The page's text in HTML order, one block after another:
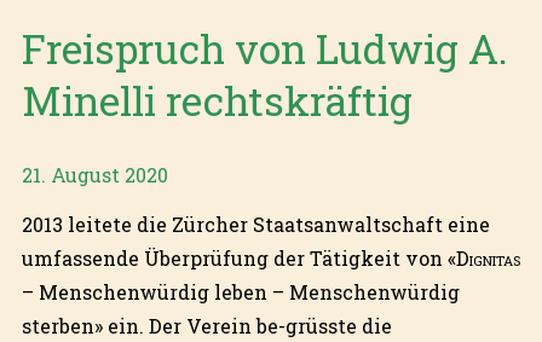
Freispruch von Ludwig A.
Minelli rechtskräftig
21. August 2020
2013 leitete die Zürcher Staatsanwaltschaft eine
umfassende Überprüfung der Tätigkeit von «Dignitas
– Menschenwürdig leben – Menschenwürdig
sterben» ein. Der Verein be-grüsste die